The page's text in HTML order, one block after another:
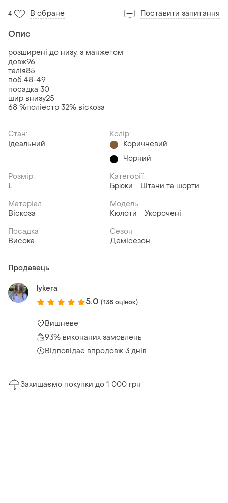
4 В обране Поставити запитання
Опис
розширені до низу, з манжетом
довж96
талія85
поб 48-49
посадка 30
шир внизу25
68 %поліестр 32% віскоза
Стан:
Ідеальний
Колір:
Коричневий
Чорний
Розмір:
L
Категорії:
Брюки
Штани та шорти
Матеріал
Віскоза
Модель
Кюлоти
Укорочені
Посадка
Висока
Сезон
Демісезон
Продавець
lykera
5.0 (138 оцінок)
Вишневе
93% виконаних замовлень
Відповідає впродовж 3 днів
Захищаємо покупки до 1 000 грн